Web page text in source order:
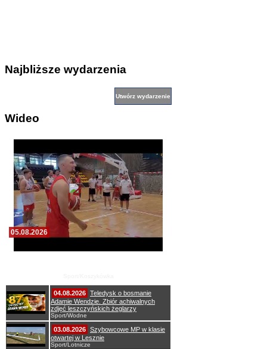
Najbliższe wydarzenia
Wideo
05.08.2026
04.08.2026 Teledysk o bosmanie
Adamie Wendzie. Zbiór achiwalnych
zdjęć leszczyńskich żeglarzy
Sport/Wodne
03.08.2026 Szybowcowe MP w klasie
otwartej w Lesznie
Sport/Lotnicze